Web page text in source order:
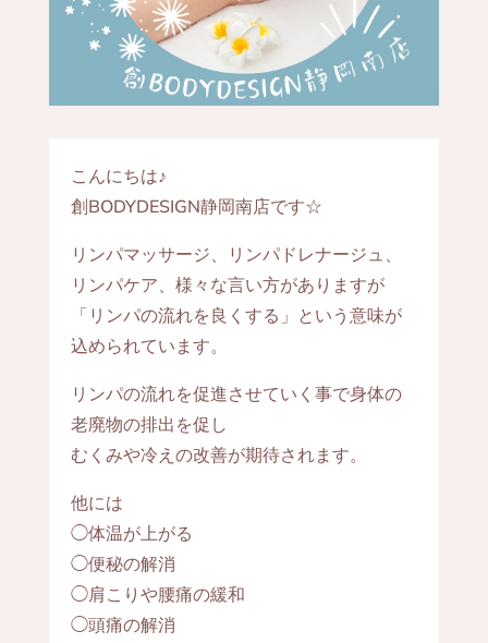
こんにちは♪
創BODYDESIGN静岡南店です☆
リンパマッサージ、リンパドレナージュ、
リンパケア、様々な言い方がありますが
「リンパの流れを良くする」という意味が
込められています。
リンパの流れを促進させていく事で身体の
老廃物の排出を促し
むくみや冷えの改善が期待されます。
他には
◯体温が上がる
◯便秘の解消
◯肩こりや腰痛の緩和
◯頭痛の解消